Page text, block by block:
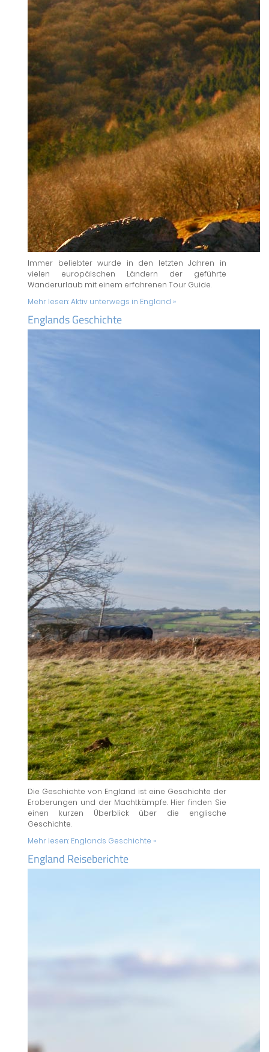
Immer beliebter wurde in den letzten Jahren in
vielen europäischen Ländern der geführte
Wanderurlaub mit einem erfahrenen Tour Guide.
Mehr lesen:Aktiv unterwegs in England »
Englands Geschichte
Die Geschichte von England ist eine Geschichte der
Eroberungen und der Machtkämpfe. Hier finden Sie
einen kurzen Überblick über die englische
Geschichte.
Mehr lesen: Englands Geschichte »
England Reiseberichte